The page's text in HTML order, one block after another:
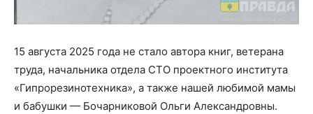
15 августа 2025 года не стало автора книг, ветерана
труда, начальника отдела СТО проектного института
«Гипрорезинотехника», а также нашей любимой мамы
и бабушки — Бочарниковой Ольги Александровны.